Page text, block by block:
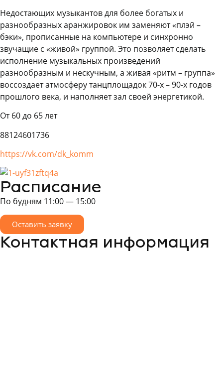
Недостающих музыкантов для более богатых и
разнообразных аранжировок им заменяют «плэй –
бэки», прописанные на компьютере и синхронно
звучащие с «живой» группой. Это позволяет сделать
исполнение музыкальных произведений
разнообразным и нескучным, а живая «ритм – группа»
воссоздает атмосферу танцплощадок 70-х – 90-х годов
прошлого века, и наполняет зал своей энергетикой.
От 60 до 65 лет
88124601736
https://vk.com/dk_komm
Расписание
По будням 11:00 — 15:00
Оставить заявку
Контактная информация